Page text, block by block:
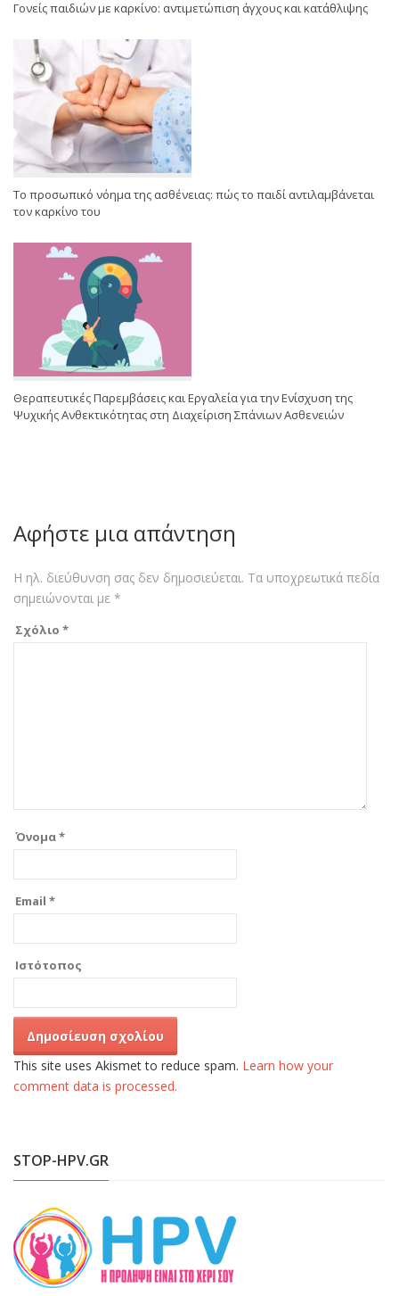
Γονείς παιδιών με καρκίνο: αντιμετώπιση άγχους και κατάθλιψης
Το προσωπικό νόημα της ασθένειας: πώς το παιδί αντιλαμβάνεται
τον καρκίνο του
Θεραπευτικές Παρεμβάσεις και Εργαλεία για την Ενίσχυση της
Ψυχικής Ανθεκτικότητας στη Διαχείριση Σπάνιων Ασθενειών
Αφήστε μια απάντηση
Η ηλ. διεύθυνση σας δεν δημοσιεύεται. Τα υποχρεωτικά πεδία
σημειώνονται με *
Σχόλιο *
Όνομα*
Email *
Ιστότοπος
This site uses Akismet to reduce spam. Learn how your
comment data is processed.
STOP-HPV.GR